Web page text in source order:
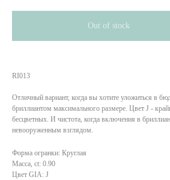
Out of stock
RI013
Отличный вариант, когда вы хотите уложиться в
бриллиантом максимального размере. Цвет J -
бесцветных. И чистота, когда включения в
невооруженным взглядом.
Форма огранки: Круглая
Масса, ct: 0.90
Цвет GIA: J